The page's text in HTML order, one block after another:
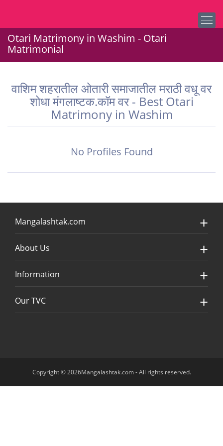
Otari Matrimony in Washim - Otari
Matrimonial
वाशिम शहरातील ओतारी समाजातील मराठी वधू वर
शोधा मंगलाष्टक.कॉम वर - Best Otari
Matrimony in Washim
No Profiles Found
Mangalashtak.com
About Us
Information
Our TVC
Copyright © 2026Mangalashtak.com - All rights reserved.